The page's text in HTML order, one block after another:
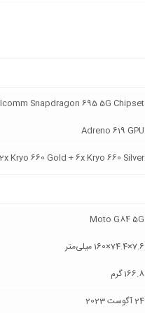
Snapdragon 695 5G Chipset
Adreno 619 GPU
2x Kryo 660 Gold + 6x Kryo 660 Silver
Moto G84 5G
7.6×74.4×160 میلی‌متر
166.8 گرم
24 آگوست 2023